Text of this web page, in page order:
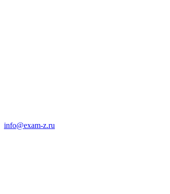
info@exam-z.ru